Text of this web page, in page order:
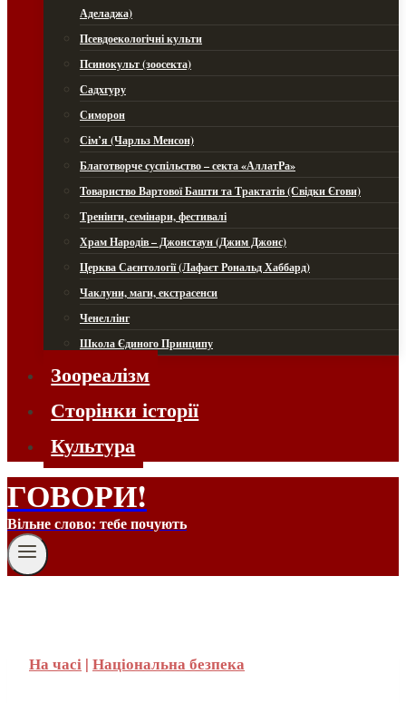
Аделаджа)
Псевдоекологічні культи
Псинокульт (зоосекта)
Садхгуру
Симорон
Сім’я (Чарльз Менсон)
Благотворче суспільство – секта «АллатРа»
Товариство Вартової Башти та Трактатів (Свідки Єгови)
Тренінги, семінари, фестивалі
Храм Народів – Джонстаун (Джим Джонс)
Церква Саєнтології (Лафаєт Рональд Хаббард)
Чаклуни, маги, екстрасенси
Ченеллінг
Школа Єдиного Принципу
Зоореалізм
Сторінки історії
Культура
ГОВОРИ!
Вільне слово: тебе почують
На часі | Національна безпека